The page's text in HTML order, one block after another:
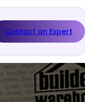
Contact an Expert